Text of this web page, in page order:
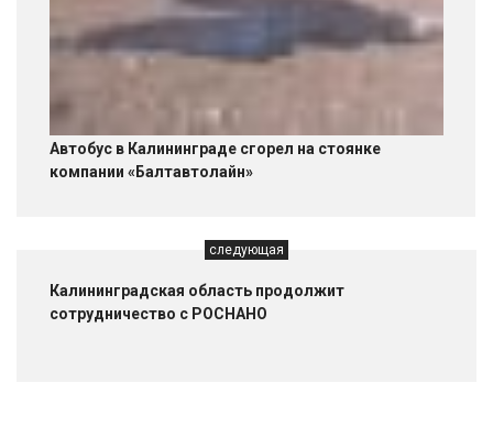
Автобус в Калининграде сгорел на стоянке
компании «Балтавтолайн»
следующая
Калининградская область продолжит
сотрудничество с РОСНАНО